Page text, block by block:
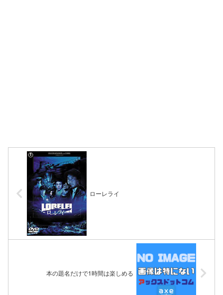
ローレライ
本の題名だけで1時間は楽しめる